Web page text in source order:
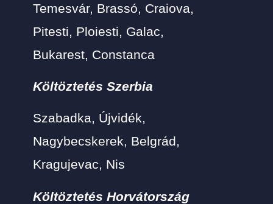
Temesvár, Brassó, Craiova,
Pitesti, Ploiesti, Galac,
Bukarest, Constanca
Költöztetés Szerbia
Szabadka, Újvidék,
Nagybecskerek, Belgrád,
Kragujevac, Nis
Költöztetés Horvátország